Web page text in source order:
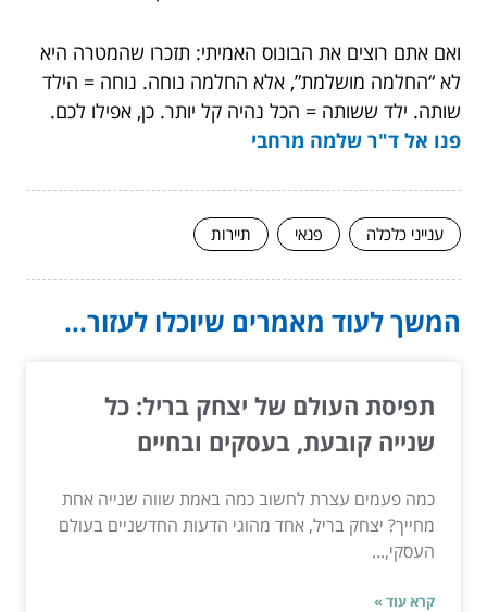
ואם אתם רוצים את הבונוס האמיתי: תזכרו שהמטרה היא
לא “החלמה מושלמת”, אלא החלמה נוחה. נוחה = הילד
שותה. ילד ששותה = הכל נהיה קל יותר. כן, אפילו לכם.
פנו אל ד"ר שלמה מרחבי
ענייני כלכלה פנאי תיירות
המשך לעוד מאמרים שיוכלו לעזור...
תפיסת העולם של יצחק בריל: כל
שנייה קובעת, בעסקים ובחיים
כמה פעמים עצרת לחשוב כמה באמת שווה שנייה אחת
מחייך? יצחק בריל, אחד מהוגי הדעות החדשניים בעולם
העסקי,...
קרא עוד »